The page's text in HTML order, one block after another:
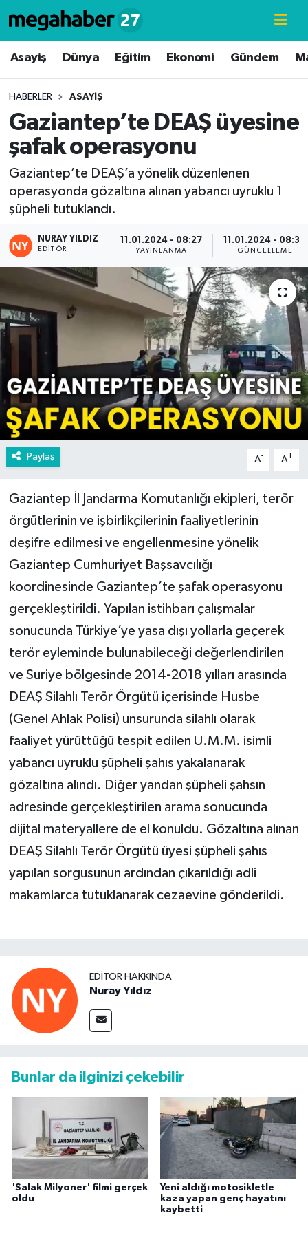
Asayiş Dünya Eğitim Ekonomi Gündem
HABERLER ASAYIŞ
Gaziantep’te DEAŞ üyesine
şafak operasyonu
Gaziantep’te DEAŞ’a yönelik düzenlenen
operasyonda gözaltına alınan yabancı uyruklu 1
şüpheli tutuklandı.
NURAY YILDIZ
EDITÖR
11.01.2024 - 08:27
YAYINLANMA
11.01.2024 - 08:30
GÜNCELLEME
Paylaş A- A+
Gaziantep İl Jandarma Komutanlığı ekipleri, terör
örgütlerinin ve işbirlikçilerinin faaliyetlerinin
deşifre edilmesi ve engellenmesine yönelik
Gaziantep Cumhuriyet Başsavcılığı
koordinesinde Gaziantep’te şafak operasyonu
gerçekleştirildi. Yapılan istihbarı çalışmalar
sonucunda Türkiye’ye yasa dışı yollarla geçerek
terör eyleminde bulunabileceği değerlendirilen
ve Suriye bölgesinde 2014-2018 yılları arasında
DEAŞ Silahlı Terör Örgütü içerisinde Husbe
(Genel Ahlak Polisi) unsurunda silahlı olarak
faaliyet yürüttüğü tespit edilen U.M.M. isimli
yabancı uyruklu şüpheli şahıs yakalanarak
gözaltına alındı. Diğer yandan şüpheli şahsın
adresinde gerçekleştirilen arama sonucunda
dijital materyallere de el konuldu. Gözaltına alınan
DEAŞ Silahlı Terör Örgütü üyesi şüpheli şahıs
yapılan sorgusunun ardından çıkarıldığı adli
makamlarca tutuklanarak cezaevine gönderildi.
EDITÖR HAKKINDA
Nuray Yıldız
Bunlar da ilginizi çekebilir
'Salak Milyoner' filmi gerçek
oldu
Yeni aldığı motosikletle
kaza yapan genç hayatını
kaybetti
Hava Durumu
Süper Lig Puan Durumu ve Fikstür
Tüm Manşetler
Son Dakika Haberleri